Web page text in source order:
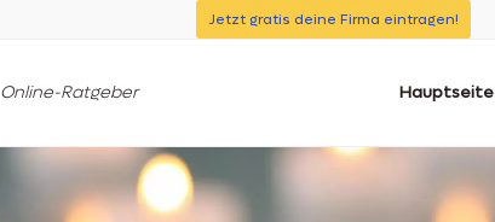
Jetzt gratis deine Firma eintragen!
Online-Ratgeber Hauptseite